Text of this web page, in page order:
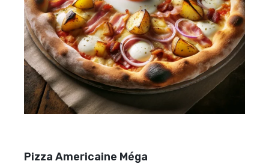
Pizza Americaine Méga